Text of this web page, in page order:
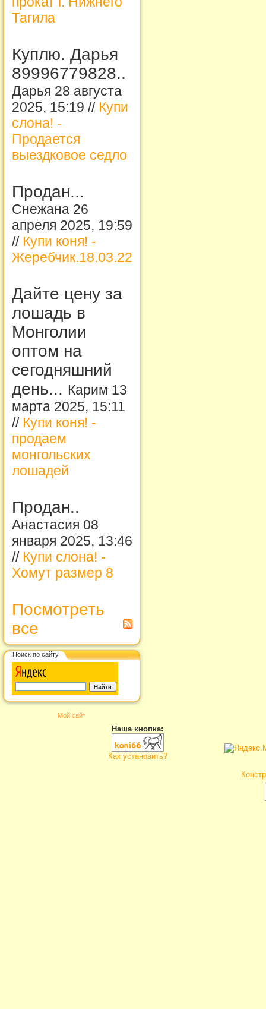
Тагила
Куплю. Дарья
89996779828..
Дарья 28 августа
2025, 15:19 // Купи
слона! -
Продается
выездковое седло
Продан...
Снежана 26
апреля 2025, 19:59
// Купи коня! -
Жеребчик.18.03.22
Дайте цену за
лошадь в
Монголии
оптом на
сегодняшний
день... Карим 13
марта 2025, 15:11
// Купи коня! -
продаем
монгольских
лошадей
Продан..
Анастасия 08
января 2025, 13:46
// Купи слона! -
Хомут размер 8
Посмотреть
все
Поиск по сайту
Мой сайт
Наша кнопка:
Как установить?